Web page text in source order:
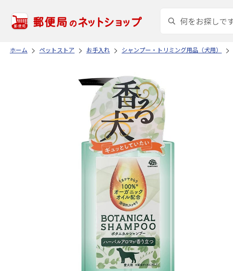
ホーム ペットストア お手入れ シャンプー・トリミング用品（犬用）